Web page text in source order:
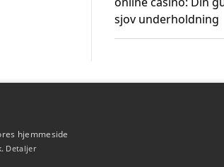
sjov underholdning
hjemmeside
Detaljer